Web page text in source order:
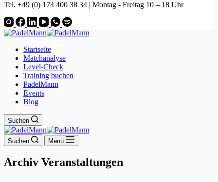
Tel. +49 (0) 174 400 38 34 | Montag - Freitag 10 – 18 Uhr
Startseite
Matchanalyse
Level-Check
Training buchen
PadelMann
Events
Blog
Suchen
Suchen Menü
Archiv Veranstaltungen